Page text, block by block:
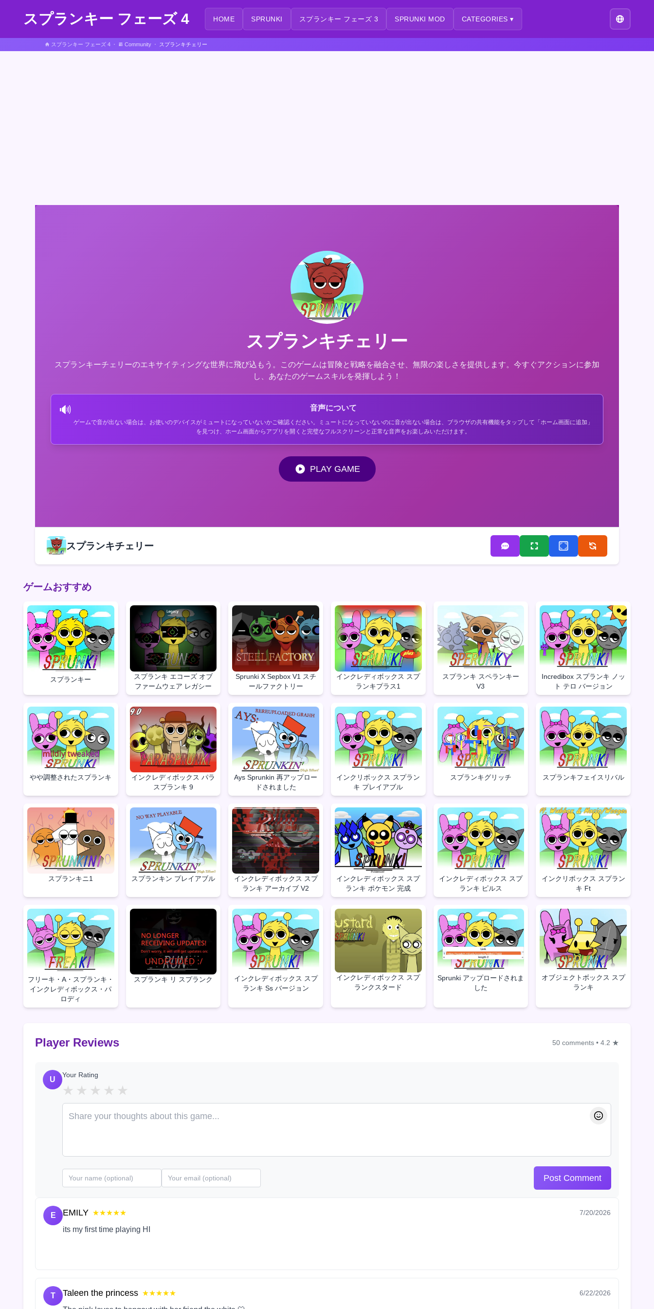
スプランキー フェーズ 4 HOME SPRUNKI スプランキー フェーズ 3 SPRUNKI MOD CATEGORIES ▾
スプランキー フェーズ 4 Community スプランキチェリー
スプランキチェリー
スプランキーチェリーのエキサイティングな世界に飛び込もう。このゲームは冒険と戦略を融合させ、無限の楽しさを提供します。今すぐアクションに参加
し、あなたのゲームスキルを発揮しよう！
🔊 音声について
ゲームで音が出ない場合は、お使いのデバイスがミュートになっていないかご確認ください。ミュートになっていないのに音が出ない場合は、ブラウザの共有機能をタップして「ホーム画面に追加」
を見つけ、ホーム画面からアプリを開くと完璧なフルスクリーンと正常な音声をお楽しみいただけます。
PLAY GAME
スプランキチェリー
ゲームおすすめ
スプランキー
スプランキ エコーズ オブ
ファームウェア レガシー
Sprunki X Sepbox V1 スチ
ールファクトリー
インクレディボックス スプ
ランキプラス1
スプランキ スペランキー
V3
Incredibox スプランキ ノッ
ト テロ バージョン
やや調整されたスプランキ
インクレディボックス パラ
スプランキ 9
Ays Sprunkin 再アップロー
ドされました
インクリボックス スプラン
キ プレイアブル
スプランキグリッチ スプランキフェイスリバル
スプランキニ1 スプランキン プレイアブル
インクレディボックス スプ
ランキ アーカイブ V2
インクレディボックス スプ
ランキ ポケモン 完成
インクレディボックス スプ
ランキ ピルス
インクリボックス スプラン
キ Ft
フリーキ・A・スプランキ・
インクレディボックス・パ
ロディ
スプランキ リ スプランク
インクレディボックス スプ
ランキ Ss バージョン
インクレディボックス スプ
ランクスタード
Sprunki アップロードされま
した
オブジェクトボックス スプ
ランキ
Player Reviews 50 comments • 4.2 ★
U
Your Rating
★ ★ ★ ★ ★
Post Comment
E EMILY ★★★★★ 7/20/2026
its my first time playing HI
T Taleen the princess ★★★★★ 6/22/2026